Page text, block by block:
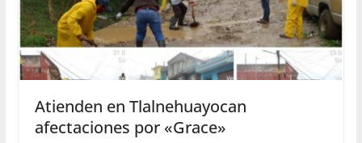
Atienden en Tlalnehuayocan
afectaciones por «Grace»